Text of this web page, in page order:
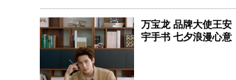
里长城、现代高铁等具有代表性的“一带一
路”元素；左右两侧为透明LED立方造型，台
面则设有可根据演出不断变化的LED光束，
以纵横交错的光影效果渲染倒计时现场的整
体氛围。
万宝龙 品牌大使王安
宇手书 七夕浪漫心意